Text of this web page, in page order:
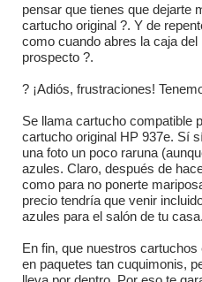
pensar que tienes que dejarte
cartucho original ?. Y de
como cuando abres la caja
prospecto ?.
? ¡Adiós, frustraciones!
Se llama cartucho compatible
cartucho original HP 937e. Sí
una foto un poco raruna
azules. Claro, después de
como para no ponerte
precio tendría que venir
azules para el salón de tu casa.
En fin, que nuestros
en paquetes tan cuquimonis,